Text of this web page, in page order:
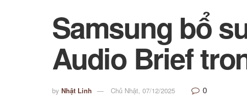
Samsung bổ
Audio Brief
by Nhật Linh Chủ Nhật, 07/12/2025 0